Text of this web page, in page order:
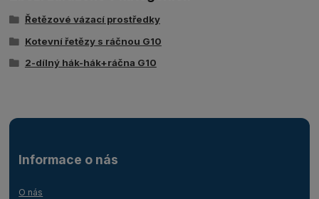
Řetězové vázací prostředky
Kotevní řetězy s ráčnou G10
2-dílný hák-hák+ráčna G10
Informace o nás
O nás